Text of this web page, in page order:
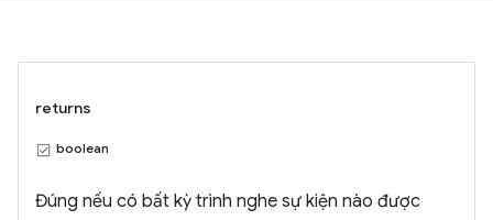
returns
boolean
Đúng nếu có bất kỳ trình nghe sự kiện nào được